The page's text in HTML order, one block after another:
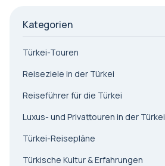
Kategorien
Türkei-Touren
Reiseziele in der Türkei
Reiseführer für die Türkei
Luxus- und Privattouren in der Türkei
Türkei-Reisepläne
Türkische Kultur & Erfahrungen